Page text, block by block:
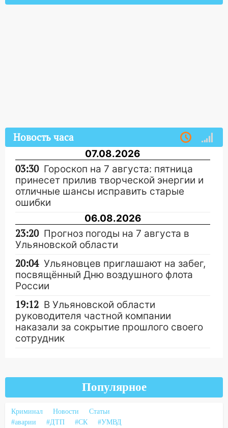
Новость часа
07.08.2026
03:30 Гороскоп на 7 августа: пятница
принесет прилив творческой энергии и
отличные шансы исправить старые
ошибки
06.08.2026
23:20 Прогноз погоды на 7 августа в
Ульяновской области
20:04 Ульяновцев приглашают на забег,
посвящённый Дню воздушного флота
России
19:12 В Ульяновской области
руководителя частной компании
наказали за сокрытие прошлого своего
сотрудник
Ульяновский областной суд
оставил в силе приговор руководству
«УльяновскФармации» за махинации на
3,2 млн рублей
Популярное
Криминал Новости
Статьи
#аварии
#ДТП #СК #УМВД